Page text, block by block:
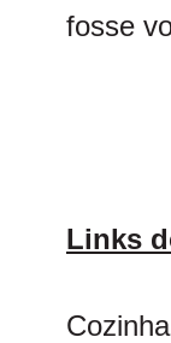
fosse
Links